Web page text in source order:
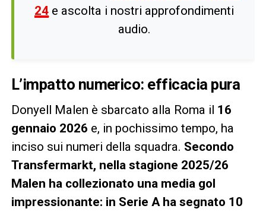
24 e ascolta i nostri approfondimenti
audio.
L’impatto numerico: efficacia pura
Donyell Malen è sbarcato alla Roma il 16
gennaio 2026 e, in pochissimo tempo, ha
inciso sui numeri della squadra. Secondo
Transfermarkt, nella stagione 2025/26
Malen ha collezionato una media gol
impressionante: in Serie A ha segnato 10